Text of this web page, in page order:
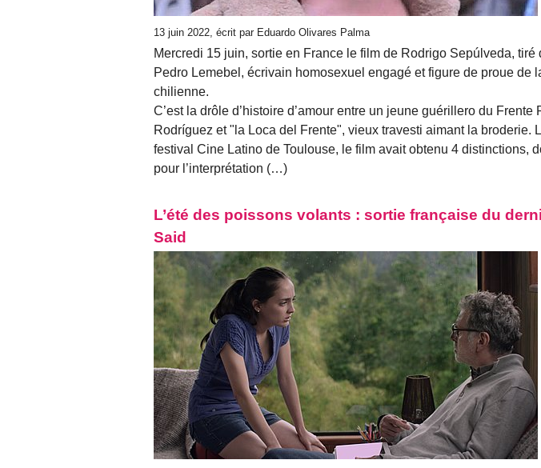
13 juin 2022, écrit par Eduardo Olivares Palma
Mercredi 15 juin, sortie en France le film de Rodrigo Sepúlveda, tiré
Pedro Lemebel, écrivain homosexuel engagé et figure de proue de
chilienne.
C’est la drôle d’histoire d’amour entre un jeune guérillero du Frente
Rodríguez et "la Loca del Frente", vieux travesti aimant la broderie.
festival Cine Latino de Toulouse, le film avait obtenu 4 distinctions,
pour l’interprétation (…)
L’été des poissons volants : sortie française du
Said